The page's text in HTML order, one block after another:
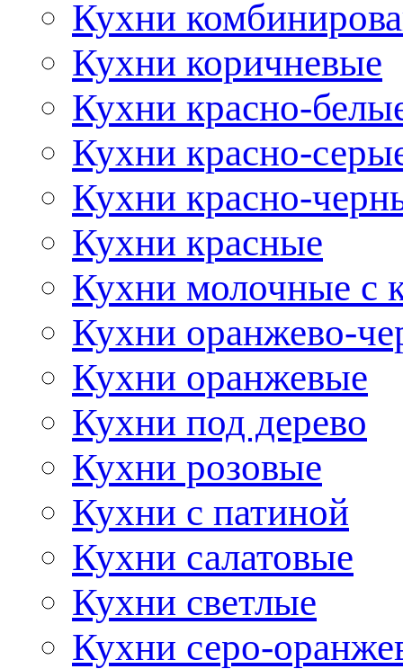
Кухни
Кухни коричневые
Кухни красно-
Кухни красно-
Кухни красно-
Кухни красные
Кухни молочные с
Кухни оранжево-
Кухни оранжевые
Кухни под дерево
Кухни розовые
Кухни с патиной
Кухни салатовые
Кухни светлые
Кухни серо-